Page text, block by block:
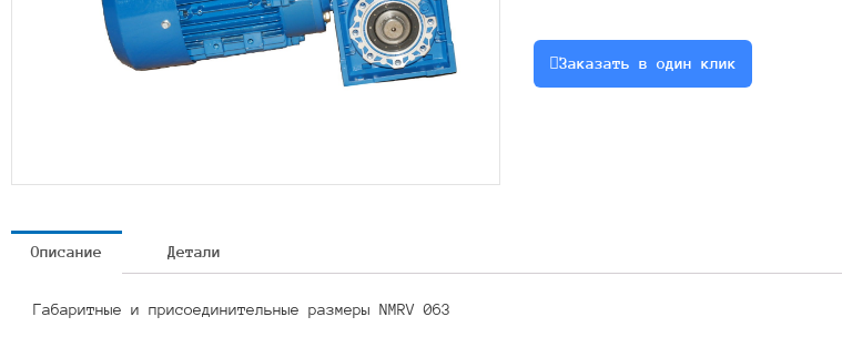
0.75
Заказать в один клик
Описание Детали
Габаритные и присоединительные размеры NMRV 063